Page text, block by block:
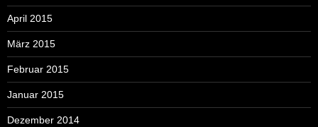
April 2015
März 2015
Februar 2015
Januar 2015
Dezember 2014